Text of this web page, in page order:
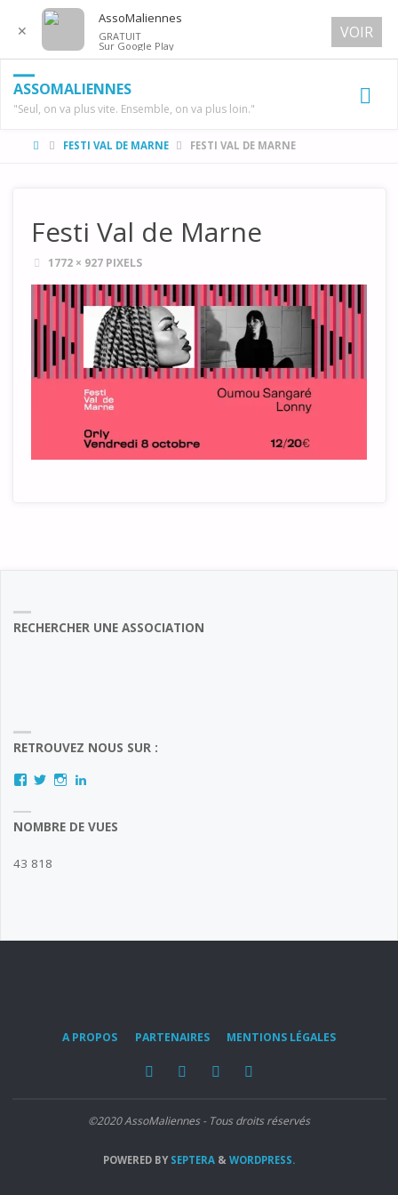
ASSOMALIENNES
"Seul, on va plus vite. Ensemble, on va plus loin."
HOMEFESTI VAL DE MARNE FESTI VAL DE MARNE
Festi Val de Marne
FULL1772 × 927 PIXELS
RECHERCHER UNE ASSOCIATION
RETROUVEZ NOUS SUR :
Facebook
TwitterInstagram
NOMBRE DE VUES
43 818
A PROPOS PARTENAIRES MENTIONS LÉGALES
©2020 AssoMaliennes - Tous droits réservés
POWERED BYSEPTERA & WORDPRESS.
✕
AssoMaliennes
GRATUIT
Sur Google Play
VOIR